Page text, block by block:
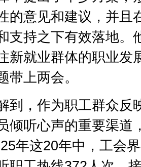
的意见和建议，并且
支持之下有效落地。
新就业群体的职业发
带上两会。
，作为职工群众反
倾听心声的重要渠道
年这20年中，工会